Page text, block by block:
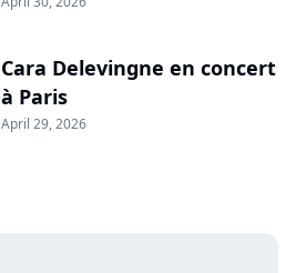
Cara Delevingne en concert
à Paris
April 29, 2026